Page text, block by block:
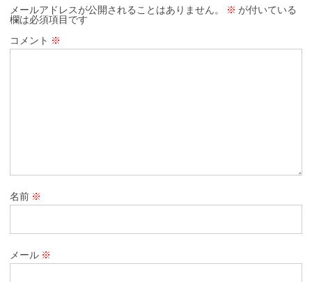
メールアドレスが公開されることはありません。 ※ が付いている
欄は必須項目です
コメント ※
名前 ※
メール ※